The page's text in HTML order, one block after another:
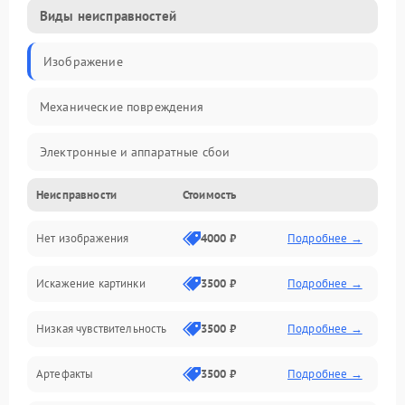
Виды неисправностей
Изображение
Механические повреждения
Электронные и аппаратные сбои
Неисправности сенсора и оптики
Программные ошибки
Электропитание
Измерения
Матрица
Неисправности Стоимость
Нет изображения 4000 ₽ Подробнее →
Искажение картинки 3500 ₽ Подробнее →
Низкая чувствительность 3500 ₽ Подробнее →
Артефакты 3500 ₽ Подробнее →